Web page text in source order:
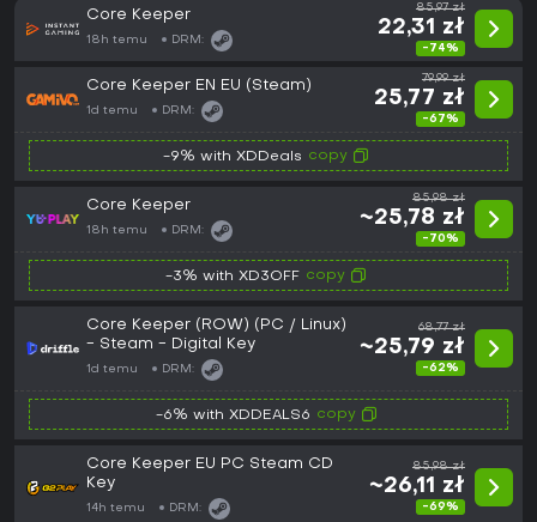
Core Keeper
18h temu DRM:
85,97 zł
22,31 zł
-74%
Core Keeper EN EU (Steam)
1d temu DRM:
79,99 zł
25,77 zł
-67%
-9% with XDDeals copy
Core Keeper
18h temu DRM:
85,98 zł
~25,78 zł
-70%
-3% with XD3OFF copy
Core Keeper (ROW) (PC / Linux)
- Steam - Digital Key
1d temu DRM:
68,77 zł
~25,79 zł
-62%
-6% with XDDEALS6 copy
Core Keeper EU PC Steam CD
Key
14h temu DRM:
85,98 zł
~26,11 zł
-69%